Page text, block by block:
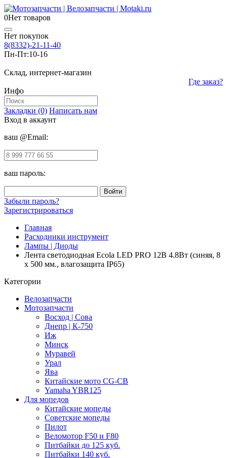
0Нет товаров
Нет покупок
8(8332)-21-11-40
Пн-Пт:10-16
Склад, интернет-магазин
Где заказ?
Инфо
Закладки (0) Написать нам
Вход в аккаунт
ваш @Email:
ваш пароль:
Забыли пароль?
Зарегистрироваться
Главная
Расходники инструмент
Лампы | Диоды
Лента светодиодная Ecola LED PRO 12В 4.8Вт (синяя, 8
x 500 мм., влагозащита IP65)
Категории
Велозапчасти
Мотозапчасти
Восход | Сова
Днепр | К-750
Иж
Минск
Муравей
Урал
Ява
Китайские мото CG-CB
Yamaha YBR125
Для мопедов
Китайские мопеды
Советские мопеды
Пилот
Веломотор F50 и F80
Питбайки до 125 куб.
Питбайки 140 куб.